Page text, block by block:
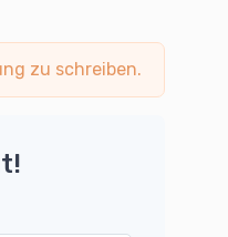
zu schreiben.